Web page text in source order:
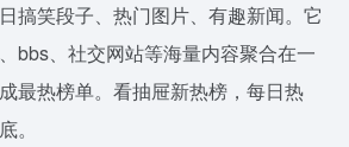
搞笑段子、热门图片、有趣新闻。它
bbs、社交网站等海量内容聚合在一
最热榜单。看抽屉新热榜，每日热
。